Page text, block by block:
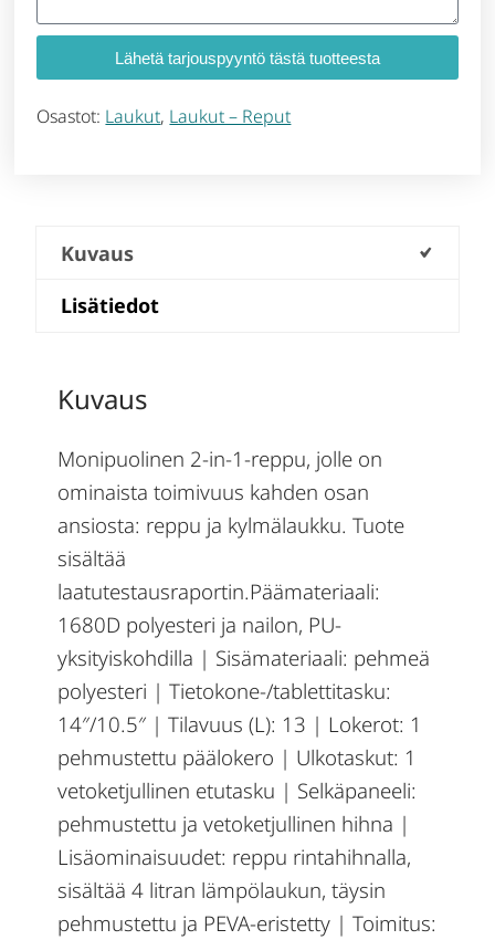
Lähetä tarjouspyyntö tästä tuotteesta
Osastot: Laukut, Laukut – Reput
Kuvaus
Lisätiedot
Kuvaus
Monipuolinen 2-in-1-reppu, jolle on
ominaista toimivuus kahden osan
ansiosta: reppu ja kylmälaukku. Tuote
sisältää
laatutestausraportin.Päämateriaali:
1680D polyesteri ja nailon, PU-
yksityiskohdilla | Sisämateriaali: pehmeä
polyesteri | Tietokone-/tablettitasku:
14″/10.5″ | Tilavuus (L): 13 | Lokerot: 1
pehmustettu päälokero | Ulkotaskut: 1
vetoketjullinen etutasku | Selkäpaneeli:
pehmustettu ja vetoketjullinen hihna |
Lisäominaisuudet: reppu rintahihnalla,
sisältää 4 litran lämpölaukun, täysin
pehmustettu ja PEVA-eristetty | Toimitus: